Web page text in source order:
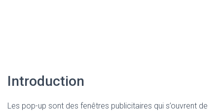
Introduction
Les pop-up sont des fenêtres publicitaires qui s’ouvrent de